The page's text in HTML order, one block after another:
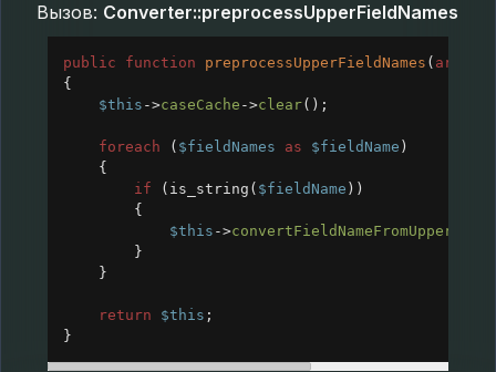
Вызов: Converter::preprocessUpperFieldNames
public function preprocessUpperFieldNames ( array
{
$this ->caseCache ->clear();
foreach ( $fieldNames as $fieldName )
{
if ( is_string ( $fieldName ))
{
$this ->
}
}
return $this ;
}